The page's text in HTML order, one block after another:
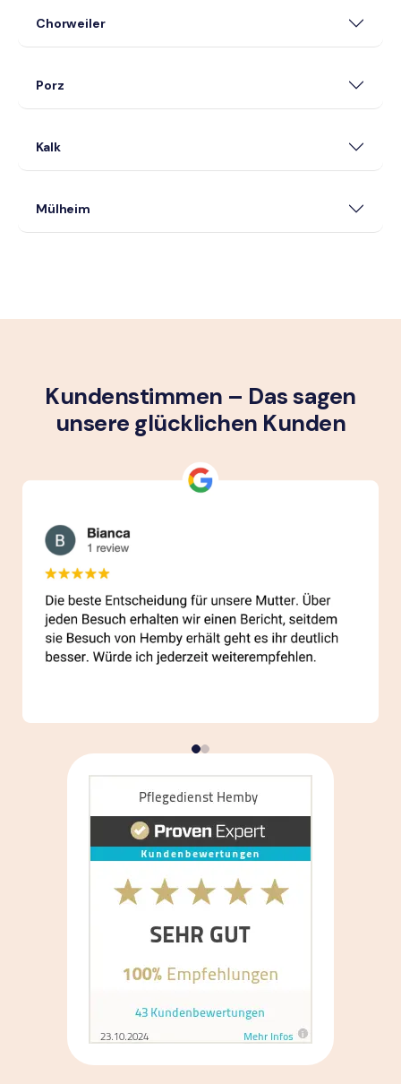
Chorweiler
Porz
Kalk
Mülheim
Kundenstimmen – Das sagen
unsere glück­lichen Kunden